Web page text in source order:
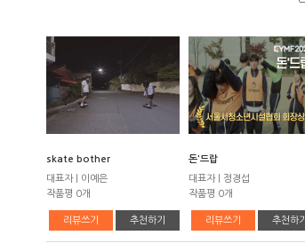
skate bother
대표자 | 이예은
작품평 0개
리뷰쓰기 추천하기
돈'드랍
대표자 | 정경섭
작품평 0개
리뷰쓰기 추천하기